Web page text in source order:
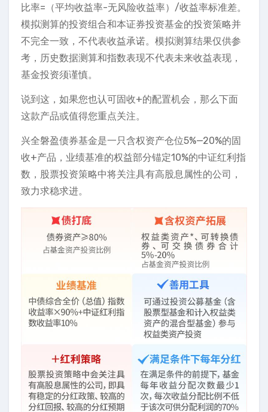
比率=（平均收益率-无风险收益率）/收益率标准差。
模拟测算的投资组合和本证券投资基金的投资策略并
不完全一致，不代表收益承诺。模拟测算结果仅供参
考，历史数据测算和指数表现不代表未来收益表现，
基金投资须谨慎。
说到这，如果您也认可固收+的配置机会，那么下面
这款产品或值得您重点关注。
兴全磐盈债券基金是一只含权资产仓位5%—20%的固
收+产品，业绩基准的权益部分锚定10%的中证红利指
数，股票投资策略中将关注具有高股息属性的公司，
致力求稳求进。